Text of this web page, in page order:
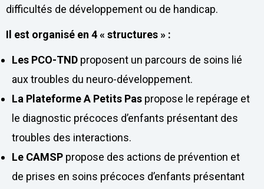
difficultés de développement ou de handicap.
Il est organisé en 4 « structures » :
Les PCO-TND proposent un parcours de soins lié
aux troubles du neuro-développement.
La Plateforme A Petits Pas propose le repérage et
le diagnostic précoces d’enfants présentant des
troubles des interactions.
Le CAMSP propose des actions de prévention et
de prises en soins précoces d’enfants présentant